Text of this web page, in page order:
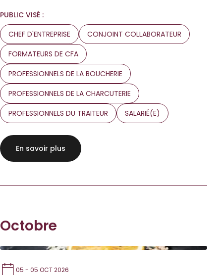
PUBLIC VISÉ :
CHEF D'ENTREPRISE
CONJOINT COLLABORATEUR
FORMATEURS DE CFA
PROFESSIONNELS DE LA BOUCHERIE
PROFESSIONNELS DE LA CHARCUTERIE
PROFESSIONNELS DU TRAITEUR
SALARIÉ(E)
En savoir plus
Octobre
05 - 05 OCT 2026